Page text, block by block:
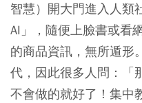
智慧）開大門進入人類
AI」，隨便上臉書或看
的商品資訊，無所遁形
代，因此很多人問：「
不會做的就好了！集中